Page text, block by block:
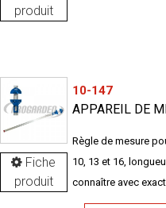
produit
Fiche
produit
10-147
APPAREIL DE
Règle de mesure
10, 13 et 16,
connaître avec